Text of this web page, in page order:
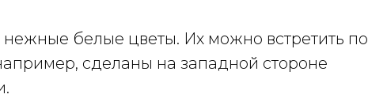
нежные белые цветы. Их можно встретить по
сделаны на западной стороне